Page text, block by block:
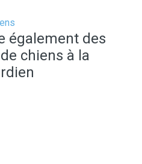
également des
chiens à la